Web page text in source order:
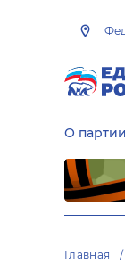
О партии
Главная